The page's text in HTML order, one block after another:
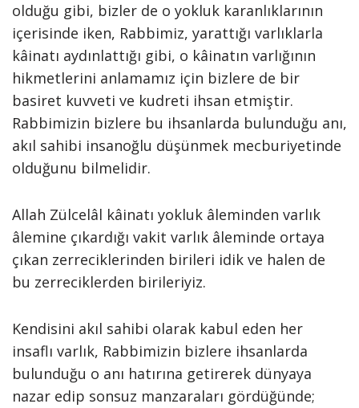
olduğu gibi, bizler de o yokluk karanlıklarının
içerisinde iken, Rabbimiz, yarattığı varlıklarla
kâinatı aydınlattığı gibi, o kâinatın varlığının
hikmetlerini anlamamız için bizlere de bir
basiret kuvveti ve kudreti ihsan etmiştir.
Rabbimizin bizlere bu ihsanlarda bulunduğu anı,
akıl sahibi insanoğlu düşünmek mecburiyetinde
olduğunu bilmelidir.
Allah Zülcelâl kâinatı yokluk âleminden varlık
âlemine çıkardığı vakit varlık âleminde ortaya
çıkan zerreciklerinden birileri idik ve halen de
bu zerreciklerden birileriyiz.
Kendisini akıl sahibi olarak kabul eden her
insaflı varlık, Rabbimizin bizlere ihsanlarda
bulunduğu o anı hatırına getirerek dünyaya
nazar edip sonsuz manzaraları gördüğünde;